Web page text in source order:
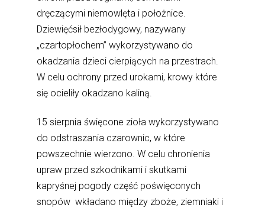
dręczącymi niemowlęta i położnice.
Dziewięćsił bezłodygowy, nazywany
„czartopłochem” wykorzystywano do
okadzania dzieci cierpiących na przestrach.
W celu ochrony przed urokami, krowy które
się ocieliły okadzano kaliną.
15 sierpnia święcone zioła wykorzystywano
do odstraszania czarownic, w które
powszechnie wierzono. W celu chronienia
upraw przed szkodnikami i skutkami
kapryśnej pogody część poświęconych
snopów wkładano między zboże, ziemniaki i